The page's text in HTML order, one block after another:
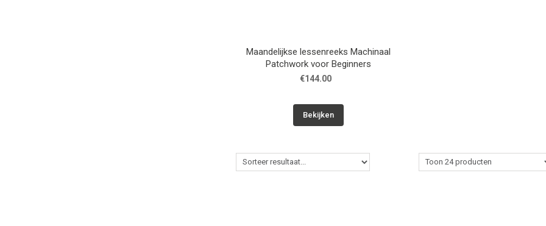
Maandelijkse lessenreeks Machinaal
Patchwork voor Beginners
€144.00
Bekijken